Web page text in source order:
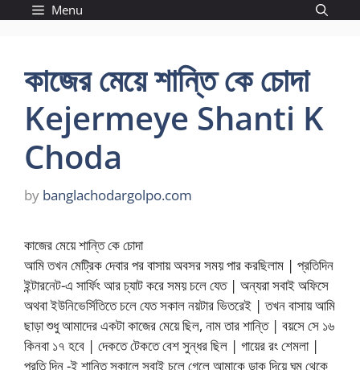
Menu
কাজের মেয়ে শান্তি কে চোদা
Kejermeye Shanti K
Choda
by banglachodargolpo.com
কাজের মেয়ে শান্তি কে চোদা
আমি তখন মেট্রিক দেবার পর বাসায় অবসর সময় পার করছিলাম | প্রতিদিন
ইন্টারনেট-এ সার্ফিং আর চ্যাট করে সময় চলে যেত | অন্যরা সবাই অফিসে
অথবা ইউনিভের্সিতিতে চলে যেত সকাল নয়টার ভিতরেই | তখন বাসায় আমি
ছাড়া শুধু আমাদের একটা কাজের মেয়ে ছিল, নাম তার শান্তি | বয়সে সে ১৬
কিনবা ১৭ হবে | দেকতে টেকতে বেশ সুন্ধর ছিল | গায়ের রং শেমলা |
প্রতি দিন -ই শান্তি সকালে সবাই চলে গেলে আমাকে ডাক দিয়ে ঘুম থেকে